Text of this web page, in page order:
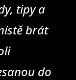
tipy a
brát
do